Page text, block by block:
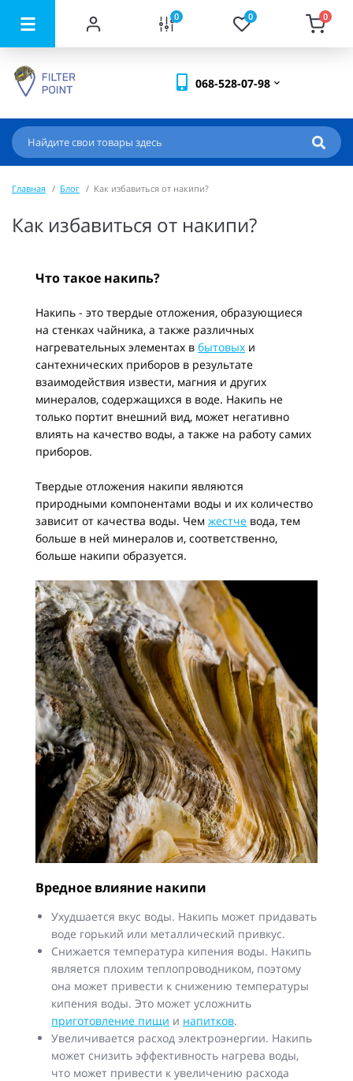
0 0 0
068-528-07-98
Главная Блог Как избавиться от накипи?
Как избавиться от накипи?
Что такое накипь?
Накипь - это твердые отложения, образующиеся
на стенках чайника, а также различных
нагревательных элементах в бытовых и
сантехнических приборов в результате
взаимодействия извести, магния и других
минералов, содержащихся в воде. Накипь не
только портит внешний вид, может негативно
влиять на качество воды, а также на работу самих
приборов.
Твердые отложения накипи являются
природными компонентами воды и их количество
зависит от качества воды. Чем жестче вода, тем
больше в ней минералов и, соответственно,
больше накипи образуется.
Вредное влияние накипи
Ухудшается вкус воды. Накипь может придавать
воде горький или металлический привкус.
Снижается температура кипения воды. Накипь
является плохим теплопроводником, поэтому
она может привести к снижению температуры
кипения воды. Это может усложнить
приготовление пищи и напитков.
Увеличивается расход электроэнергии. Накипь
может снизить эффективность нагрева воды,
что может привести к увеличению расхода